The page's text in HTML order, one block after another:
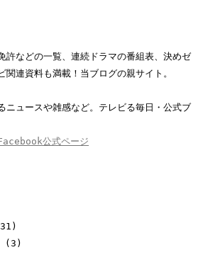
許などの一覧、連続ドラマの番組表、決めゼ
関連資料も満載！当ブログの親サイト。
ニュースや雑感など。テレビる毎日・公式ブ
公式ページ
(3)